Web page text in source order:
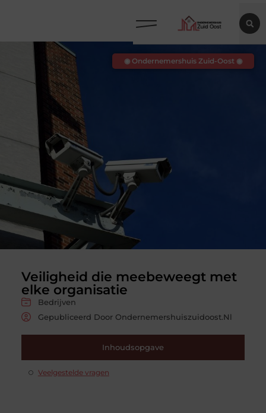
Veiligheid die meebeweegt met
elke organisatie
Bedrijven
Gepubliceerd Door Ondernemershuiszuidoost.nl
Inhoudsopgave
Veelgestelde vragen
◉ Ondernemershuis Zuid-Oost ◉